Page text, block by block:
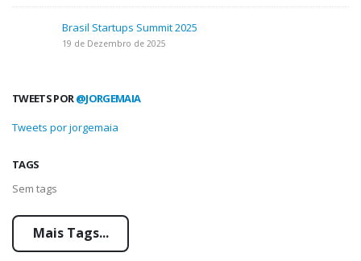
Brasil Startups Summit 2025
19 de Dezembro de 2025
TWEETS POR @JORGEMAIA
Tweets por jorgemaia
TAGS
Sem tags
Mais Tags...